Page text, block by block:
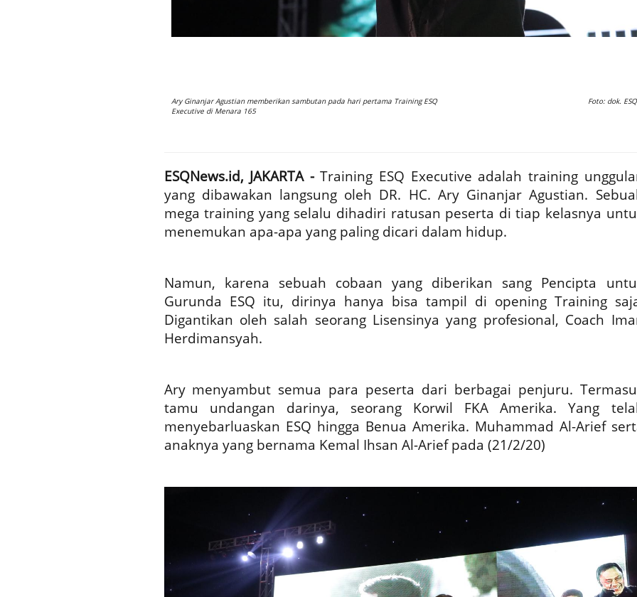
Ary Ginanjar Agustian memberikan sambutan pada hari pertama Training ESQ
Executive di Menara 165
Foto: dok. ESQ
ESQNews.id, JAKARTA -Training ESQ Executive adalah training
yang dibawakan langsung oleh DR. HC. Ary Ginanjar Agustian.
mega training yang selalu dihadiri ratusan peserta di tiap kelasnya
menemukan apa-apa yang paling dicari dalam hidup.
Namun, karena sebuah cobaan yang diberikan sang Pencipta
Gurunda ESQ itu, dirinya hanya bisa tampil di opening Training
Digantikan oleh salah seorang Lisensinya yang profesional, Coach
Herdimansyah.
Ary menyambut semua para peserta dari berbagai penjuru.
tamu undangan darinya, seorang Korwil FKA Amerika. Yang
menyebarluaskan ESQ hingga Benua Amerika. Muhammad Al-Arief
anaknya yang bernama Kemal Ihsan Al-Arief pada (21/2/20)